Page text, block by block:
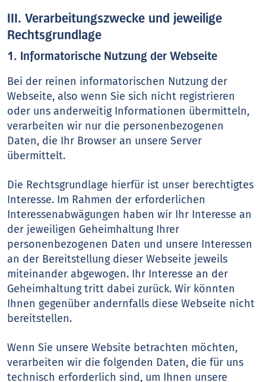
III. Verarbeitungszwecke und jeweilige
Rechtsgrundlage
1. Informatorische Nutzung der Webseite
Bei der reinen informatorischen Nutzung der
Webseite, also wenn Sie sich nicht registrieren
oder uns anderweitig Informationen übermitteln,
verarbeiten wir nur die personenbezogenen
Daten, die Ihr Browser an unsere Server
übermittelt.
Die Rechtsgrundlage hierfür ist unser berechtigtes
Interesse. Im Rahmen der erforderlichen
Interessenabwägungen haben wir Ihr Interesse an
der jeweiligen Geheimhaltung Ihrer
personenbezogenen Daten und unsere Interessen
an der Bereitstellung dieser Webseite jeweils
miteinander abgewogen. Ihr Interesse an der
Geheimhaltung tritt dabei zurück. Wir könnten
Ihnen gegenüber andernfalls diese Webseite nicht
bereitstellen.
Wenn Sie unsere Website betrachten möchten,
verarbeiten wir die folgenden Daten, die für uns
technisch erforderlich sind, um Ihnen unsere